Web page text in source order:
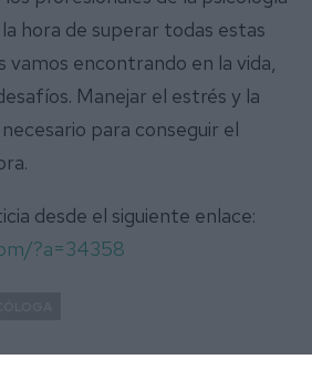
hora de superar todas estas
vamos encontrando en la vida,
Manejar el estrés y la
para conseguir el
desde el siguiente enlace:
?a=34358